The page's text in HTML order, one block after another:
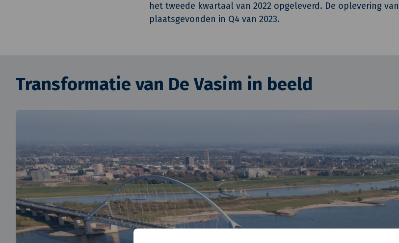
het tweede kwartaal van 2022 opgeleverd. De oplevering
plaatsgevonden in Q4 van 2023.
Transformatie van De Vasim in beeld